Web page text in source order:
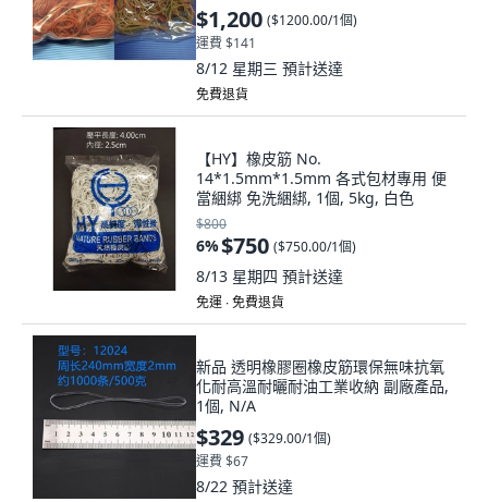
$1,200 ($1200.00/1個)
運費 $141
8/12 星期三 預計送達
免費退貨
【HY】橡皮筋 No.
14*1.5mm*1.5mm 各式包材專用 便
當綑綁 免洗綑綁, 1個, 5kg, 白色
$800
6%$750 ($750.00/1個)
8/13 星期四 預計送達
免運 ∙ 免費退貨
新品 透明橡膠圈橡皮筋環保無味抗氧
化耐高溫耐曬耐油工業收納 副廠產品,
1個, N/A
$329 ($329.00/1個)
運費 $67
8/22 預計送達